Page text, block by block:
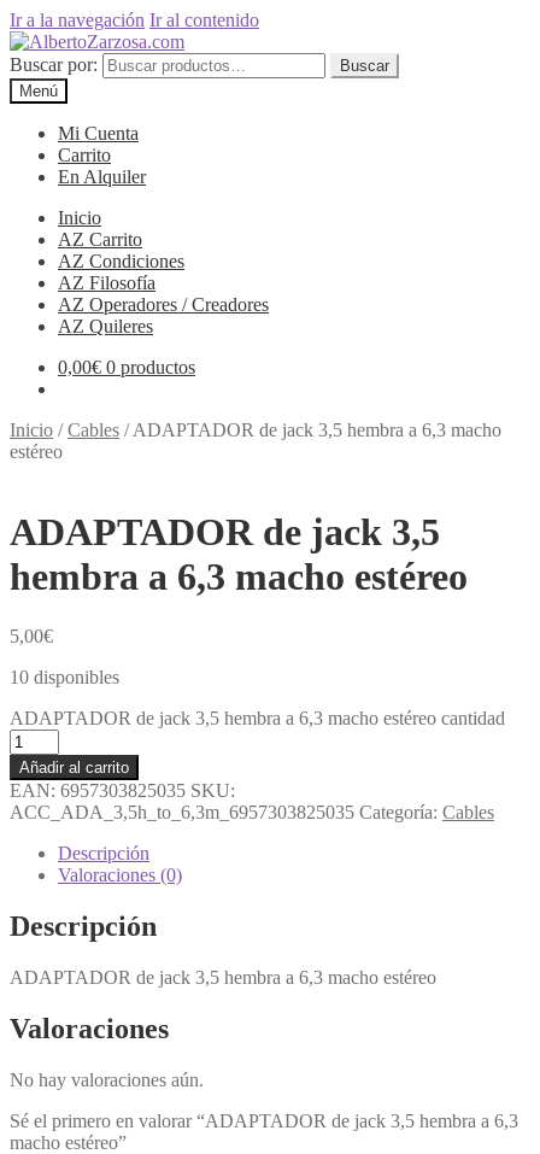
Ir a la navegación Ir al contenido
Buscar por:
Buscar
Menú
Mi Cuenta
Carrito
En Alquiler
Inicio
AZ Carrito
AZ Condiciones
AZ Filosofía
AZ Operadores / Creadores
AZ Quileres
0,00€ 0 productos
Inicio /Cables /ADAPTADOR de jack 3,5 hembra a 6,3 macho
estéreo
ADAPTADOR de jack 3,5
hembra a 6,3 macho estéreo
5,00€
10 disponibles
ADAPTADOR de jack 3,5 hembra a 6,3 macho estéreo cantidad
Añadir al carrito
EAN: 6957303825035 SKU:
ACC_ADA_3,5h_to_6,3m_6957303825035 Categoría: Cables
Descripción
Valoraciones (0)
Descripción
ADAPTADOR de jack 3,5 hembra a 6,3 macho estéreo
Valoraciones
No hay valoraciones aún.
Sé el primero en valorar “ADAPTADOR de jack 3,5 hembra a 6,3
macho estéreo”